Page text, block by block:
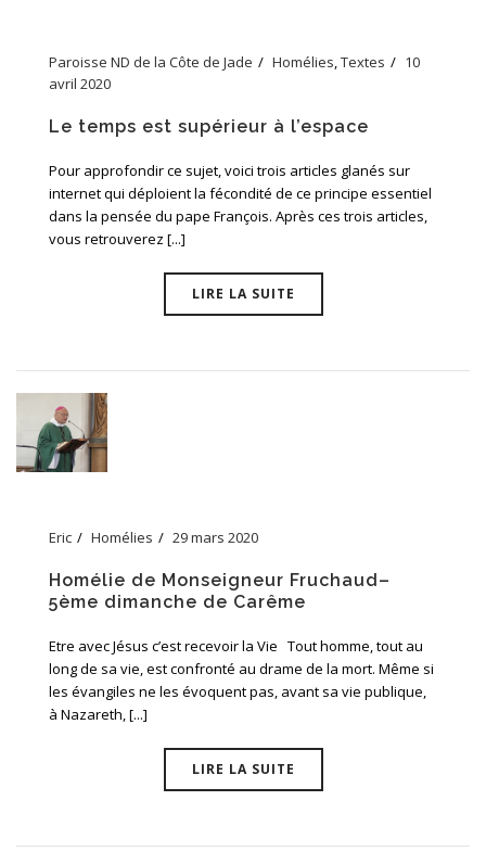
Paroisse ND de la Côte de Jade Homélies,Textes
10
avril 2020
Le temps est supérieur à l’espace
Pour approfondir ce sujet, voici trois articles glanés sur
internet qui déploient la fécondité de ce principe essentiel
dans la pensée du pape François. Après ces trois articles,
vous retrouverez [...]
LIRE LA SUITE
Eric Homélies 29 mars 2020
Homélie de Monseigneur Fruchaud–
5ème dimanche de Carême
Etre avec Jésus c’est recevoir la Vie Tout homme, tout au
long de sa vie, est confronté au drame de la mort. Même si
les évangiles ne les évoquent pas, avant sa vie publique,
à Nazareth, [...]
LIRE LA SUITE